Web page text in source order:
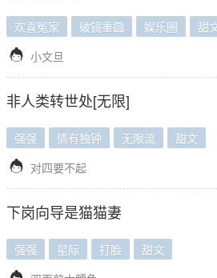
欢喜冤家 破镜重圆 娱乐圈 甜
 小文旦
非人类转世处[无限]
强强 情有独钟 无限流 甜文
 对四要不起
下岗向导是猫猫妻
强强 星际 打脸 甜文